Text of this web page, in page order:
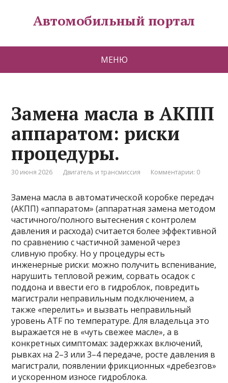
Автомобильный портал
МЕНЮ
Замена масла в АКПП
аппаратом: риски
процедуры.
30 июня 2026 Двигатель и трансмиссия Комментарии: 0
Замена масла в автоматической коробке передач
(АКПП) «аппаратом» (аппаратная замена методом
частичного/полного вытеснения с контролем
давления и расхода) считается более эффективной
по сравнению с частичной заменой через
сливную пробку. Но у процедуры есть
инженерные риски: можно получить вспенивание,
нарушить тепловой режим, сорвать осадок с
поддона и ввести его в гидроблок, повредить
магистрали неправильным подключением, а
также «перелить» и вызвать неправильный
уровень ATF по температуре. Для владельца это
выражается не в «чуть свежее масле», а в
конкретных симптомах: задержках включений,
рывках на 2–3 или 3–4 передаче, росте давления в
магистрали, появлении фрикционных «дребезгов»
и ускоренном износе гидроблока.